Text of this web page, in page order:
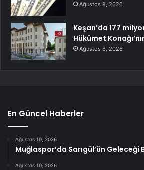
Ağustos 8, 2026
Keşan’da 177
Hükümet
Ağustos 8, 2026
En Güncel Haberler
Ağustos 10, 2026
Muğlaspor’da Sarıgül’ün Geleceği
Ağustos 10, 2026